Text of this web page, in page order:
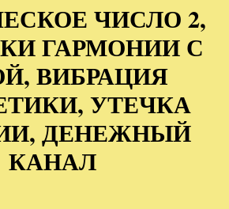
ЧИСЛО 2,
ГАРМОНИИ С
ВИБРАЦИЯ
УТЕЧКА
ДЕНЕЖНЫЙ
КАНАЛ